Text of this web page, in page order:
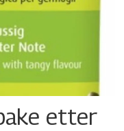
etter